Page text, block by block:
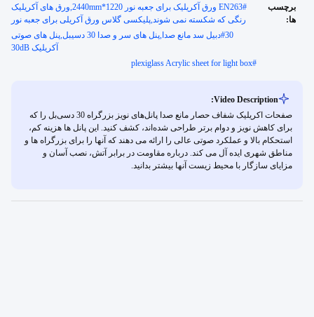
برچسب
ها:
#
EN263 ورق آکریلیک برای جعبه نور 1220*2440mm,ورق های آکریلیک
رنگی که شکسته نمی شوند,پلیکسی گلاس ورق آکریلی برای جعبه نور
#
30دبيل سد مانع صدا,پنل های سر و صدا 30 دسیبل,پنل های صوتی
آکریلیک 30dB
#
plexiglass Acrylic sheet for light box
Video Description:
صفحات اکریلیک شفاف حصار مانع صدا پانل‌های نویز بزرگراه 30 دسی‌بل را که
برای کاهش نویز و دوام برتر طراحی شده‌اند، کشف کنید. این پانل ها هزینه کم،
استحکام بالا و عملکرد صوتی عالی را ارائه می دهند که آنها را برای بزرگراه ها و
مناطق شهری ایده آل می کند. درباره مقاومت در برابر آتش، نصب آسان و
مزایای سازگار با محیط زیست آنها بیشتر بدانید.